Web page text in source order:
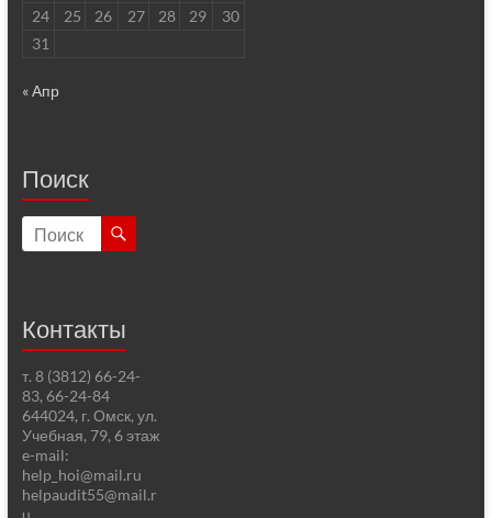
24
25 26 27 28 29
30
31
« Апр
Поиск
Контакты
т. 8 (3812) 66-24-
83, 66-24-84
644024, г. Омск, ул.
Учебная, 79, 6 этаж
e-mail:
help_hoi@mail.ru
helpaudit55@mail.r